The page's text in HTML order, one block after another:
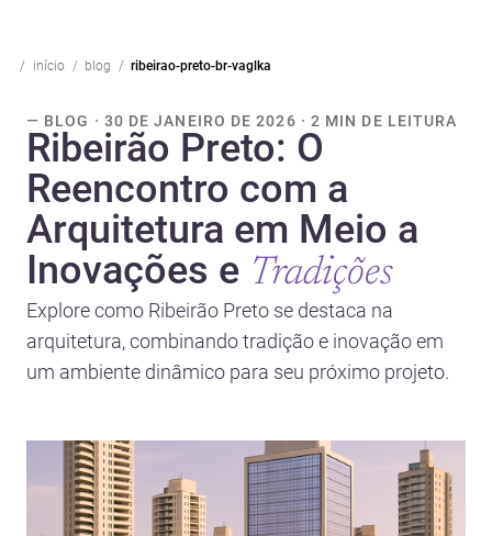
início blog ribeirao-preto-br-vaglka
— BLOG · 30 DE JANEIRO DE 2026 · 2 MIN DE LEITURA
Ribeirão Preto: O
Reencontro com a
Arquitetura em Meio a
Inovações e Tradições
Explore como Ribeirão Preto se destaca na
arquitetura, combinando tradição e inovação em
um ambiente dinâmico para seu próximo projeto.